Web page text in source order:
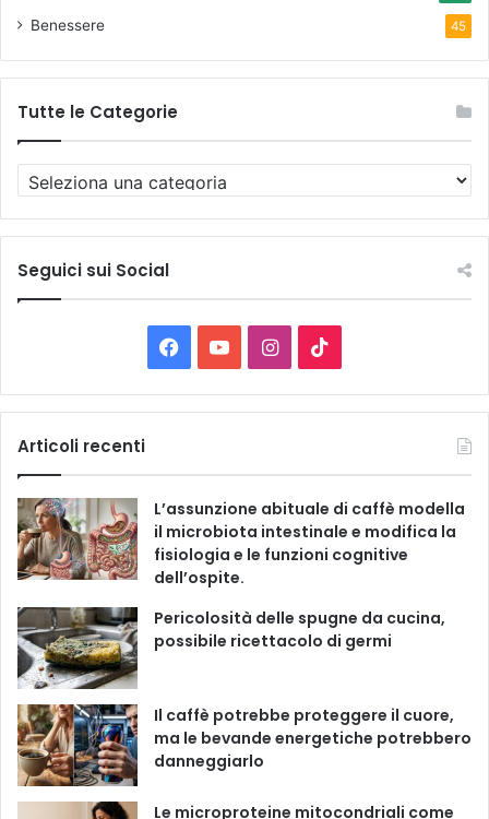
Benessere 45
Tutte le Categorie
u
t
e
o
r
i
e
Seguici sui Social
a
e
b
o
o
k
o
T
u
b
e
I
n
t
a
g
r
a
i
T
o
k
Articoli recenti
L’assunzione abituale di caffè modella
il microbiota intestinale e modifica la
fisiologia e le funzioni cognitive
dell’ospite.
Pericolosità delle spugne da cucina,
possibile ricettacolo di germi
Il caffè potrebbe proteggere il cuore,
ma le bevande energetiche potrebbero
danneggiarlo
Le microproteine ​​mitocondriali come